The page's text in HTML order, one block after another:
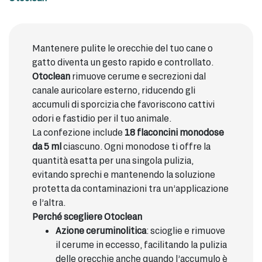
Mantenere pulite le orecchie del tuo cane o
gatto diventa un gesto rapido e controllato.
Otoclean rimuove cerume e secrezioni dal
canale auricolare esterno, riducendo gli
accumuli di sporcizia che favoriscono cattivi
odori e fastidio per il tuo animale.
La confezione include 18 flaconcini monodose
da 5 mlciascuno. Ogni monodose ti offre la
quantità esatta per una singola pulizia,
evitando sprechi e mantenendo la soluzione
protetta da contaminazioni tra un’applicazione
e l’altra.
Perché scegliere Otoclean
Azione ceruminolitica: scioglie e rimuove
il cerume in eccesso, facilitando la pulizia
delle orecchie anche quando l’accumulo è